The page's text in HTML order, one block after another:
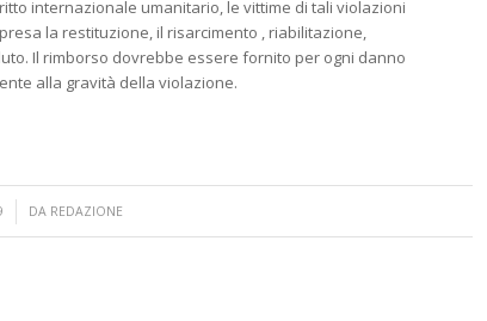
internazionale umanitario, le vittime di tali violazioni
la restituzione, il risarcimento , riabilitazione,
Il rimborso dovrebbe essere fornito per ogni danno
alla gravità della violazione.
DA REDAZIONE